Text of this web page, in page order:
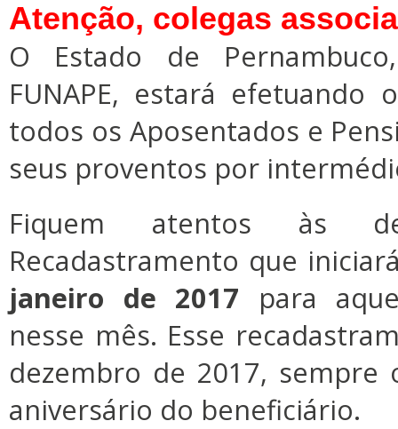
Atenção, colegas
O Estado de Pernambuco,
FUNAPE, estará efetuando
todos os Aposentados e
seus proventos por
Fiquem atentos às
Recadastramento que
janeiro de 2017 para
nesse mês. Esse
dezembro de 2017, sempre
aniversário do beneficiário.